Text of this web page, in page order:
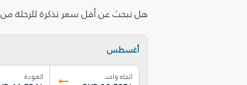
هل تبحث عن أقل سعر تذكرة للرحلة
أغسطس
اتجاه واحد العودة